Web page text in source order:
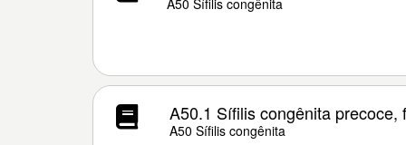
A50 Sífilis congênita
A50.1 Sífilis congênita precoce,
A50 Sífilis congênita